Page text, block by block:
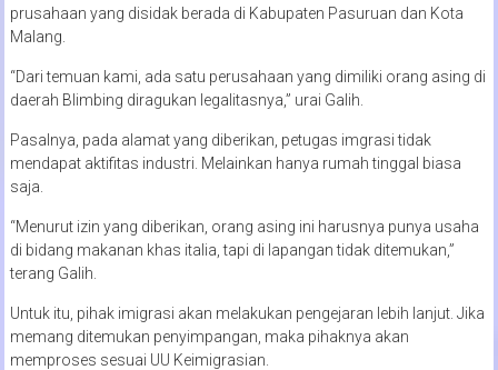
prusahaan yang disidak berada di Kabupaten Pasuruan dan Kota
Malang.
“Dari temuan kami, ada satu perusahaan yang dimiliki orang asing di
daerah Blimbing diragukan legalitasnya,” urai Galih.
Pasalnya, pada alamat yang diberikan, petugas imgrasi tidak
mendapat aktifitas industri. Melainkan hanya rumah tinggal biasa
saja.
“Menurut izin yang diberikan, orang asing ini harusnya punya usaha
di bidang makanan khas italia, tapi di lapangan tidak ditemukan,”
terang Galih.
Untuk itu, pihak imigrasi akan melakukan pengejaran lebih lanjut. Jika
memang ditemukan penyimpangan, maka pihaknya akan
memproses sesuai UU Keimigrasian.